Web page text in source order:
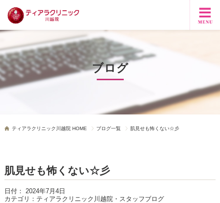
ブログ
ティアラクリニック川越院 HOME ブログ一覧 肌見せも怖くない☆彡
肌見せも怖くない☆彡
日付： 2024年7月4日
カテゴリ： ティアラクリニック川越院・スタッフブログ